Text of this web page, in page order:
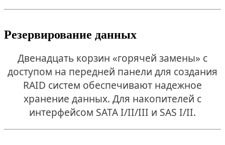
Резервирование данных
Двенадцать корзин «горячей замены» с
доступом на передней панели для создания
RAID систем обеспечивают надежное
хранение данных. Для накопителей с
интерфейсом SATA I/II/III и SAS I/II.